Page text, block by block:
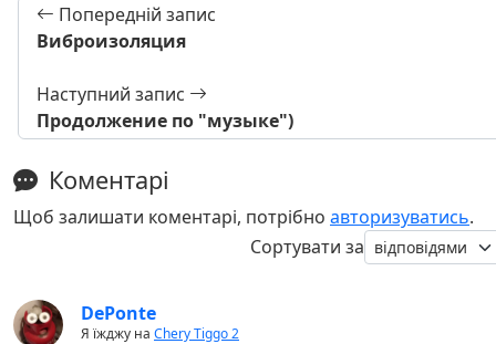
Попередній запис
Виброизоляция
Наступний запис
Продолжение по "музыке")
Коментарі
Щоб залишати коментарі, потрібно авторизуватись.
Сортувати за
DePonte
Я їжджу на Chery Tiggo 2